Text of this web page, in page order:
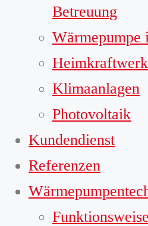
Betreuung
Wärmepumpe
Heimkraftwerk
Klimaanlagen
Photovoltaik
Kundendienst
Referenzen
Funktionsweise